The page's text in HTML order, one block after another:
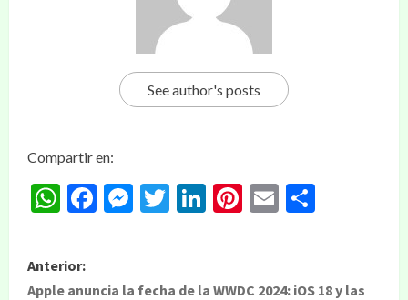
See author's posts
Compartir en:
WhatsApp
Facebook
Messenger
Twitter
LinkedIn
Pinterest
Email
Anterior:
Apple anuncia la fecha de la WWDC 2024: iOS 18 y las